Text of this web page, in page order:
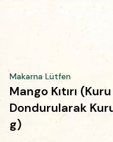
Makarna Lütfen
Mango Kıtırı
Dondurularak
g)